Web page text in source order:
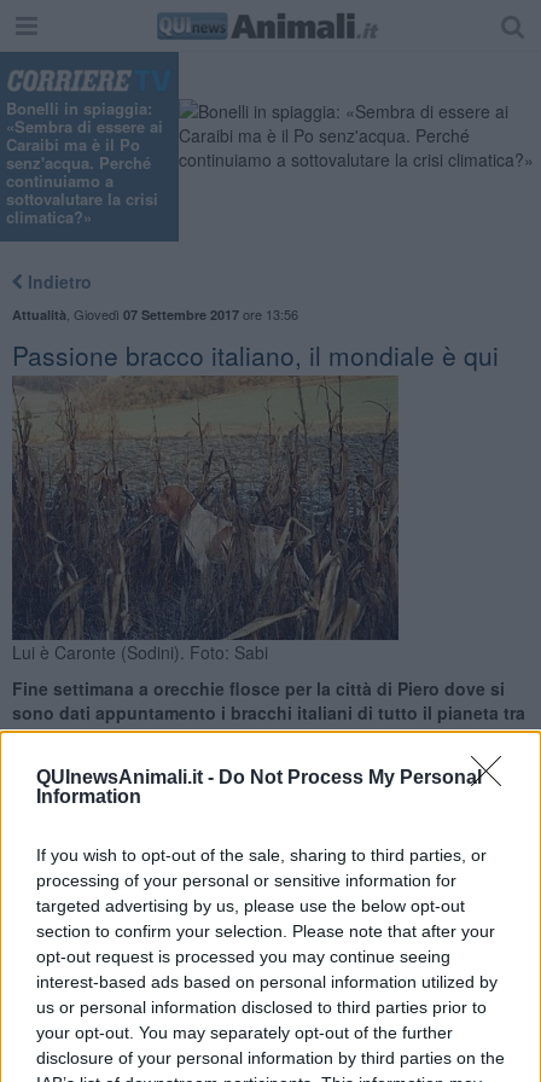
QUInewsAnimali.it - Do Not Process My Personal
Information
If you wish to opt-out of the sale, sharing to third parties, or
processing of your personal or sensitive information for
targeted advertising by us, please use the below opt-out
section to confirm your selection. Please note that after your
opt-out request is processed you may continue seeing
interest-based ads based on personal information utilized by
us or personal information disclosed to third parties prior to
your opt-out. You may separately opt-out of the further
disclosure of your personal information by third parties on the
Bonelli in spiaggia:
«Sembra di essere ai
Caraibi ma è il Po
senz'acqua. Perché
continuiamo a
sottovalutare la crisi
climatica?»
Indietro
Attualità Giovedì 07 Settembre 2017ore 13:56
Passione bracco italiano, il mondiale è qui
Lui è Caronte (Sodini). Foto: Sabi
Fine settimana a orecchie flosce per la città di Piero dove si
sono dati appuntamento i bracchi italiani di tutto il pianeta tra
gare e convegni
AREZZO —Metti un fine settimana da capitale mondiale del
bracco italiano: accade ad Arezzo, che9 e 10 settembreverrà
pacificamente invasa da una ciurma trotterellante di orecchie flosce
e nasoni plissettati grazie alla seconda edizione delRaduno
mondiale del bracco italiano organizzata dalla Società amanti del
bracco italiano (Sabi).
Gare di razza e prove scandiranno il calendariodella due giorni,
ma non mancheranno i momenti di approfondimento che, anzi,